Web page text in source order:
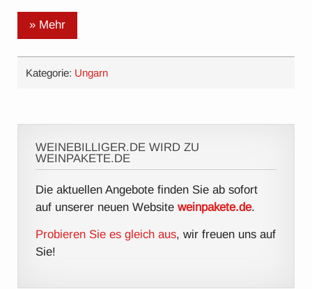
» Mehr
Kategorie: Ungarn
WEINEBILLIGER.DE WIRD ZU
WEINPAKETE.DE
Die aktuellen Angebote finden Sie ab sofort
auf unserer neuen Websiteweinpakete.de.
Probieren Sie es gleich aus, wir freuen uns auf
Sie!